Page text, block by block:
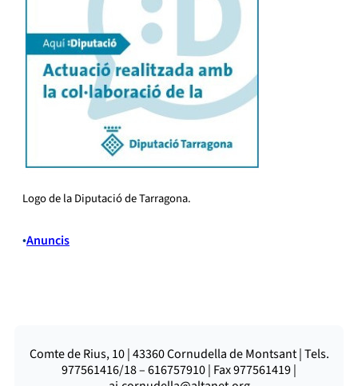
Logo de la Diputació de Tarragona.
•Anuncis
Comte de Rius, 10 | 43360 Cornudella de Montsant | Tels.
977561416/18 – 616757910 | Fax 977561419 |